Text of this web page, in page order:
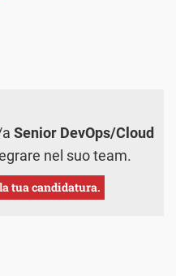
Senior DevOps/Cloud
nel suo team.
tua candidatura.